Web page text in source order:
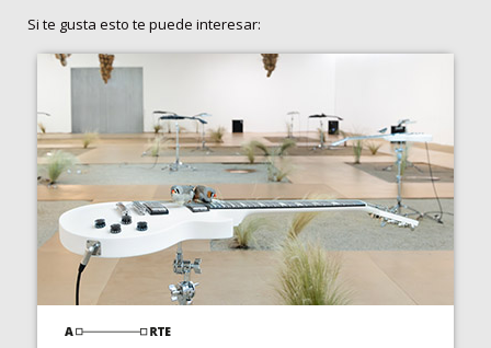
Si te gusta esto te puede interesar: